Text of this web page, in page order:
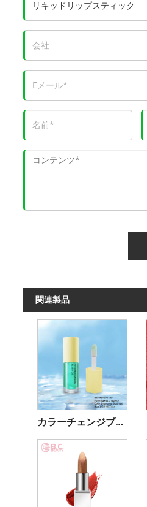
関連製品
カラーチェンジブラッシュオイル